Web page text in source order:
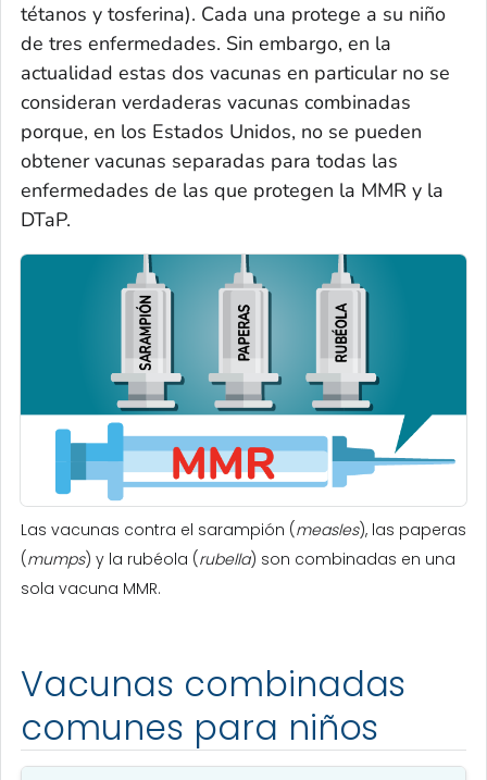
tétanos y tosferina). Cada una protege a su niño
de tres enfermedades. Sin embargo, en la
actualidad estas dos vacunas en particular no se
consideran verdaderas vacunas combinadas
porque, en los Estados Unidos, no se pueden
obtener vacunas separadas para todas las
enfermedades de las que protegen la MMR y la
DTaP.
Las vacunas contra el sarampión (measles), las paperas
(mumps) y la rubéola (rubella) son combinadas en una
sola vacuna MMR.
Vacunas combinadas
comunes para niños